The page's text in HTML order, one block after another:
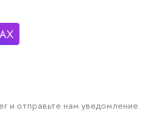
и отправьте нам уведомление.